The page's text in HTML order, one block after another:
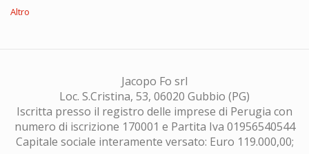
Altro
Jacopo Fo srl
Loc. S.Cristina, 53, 06020 Gubbio (PG)
Iscritta presso il registro delle imprese di Perugia con
numero di iscrizione 170001 e Partita Iva 01956540544
Capitale sociale interamente versato: Euro 119.000,00;